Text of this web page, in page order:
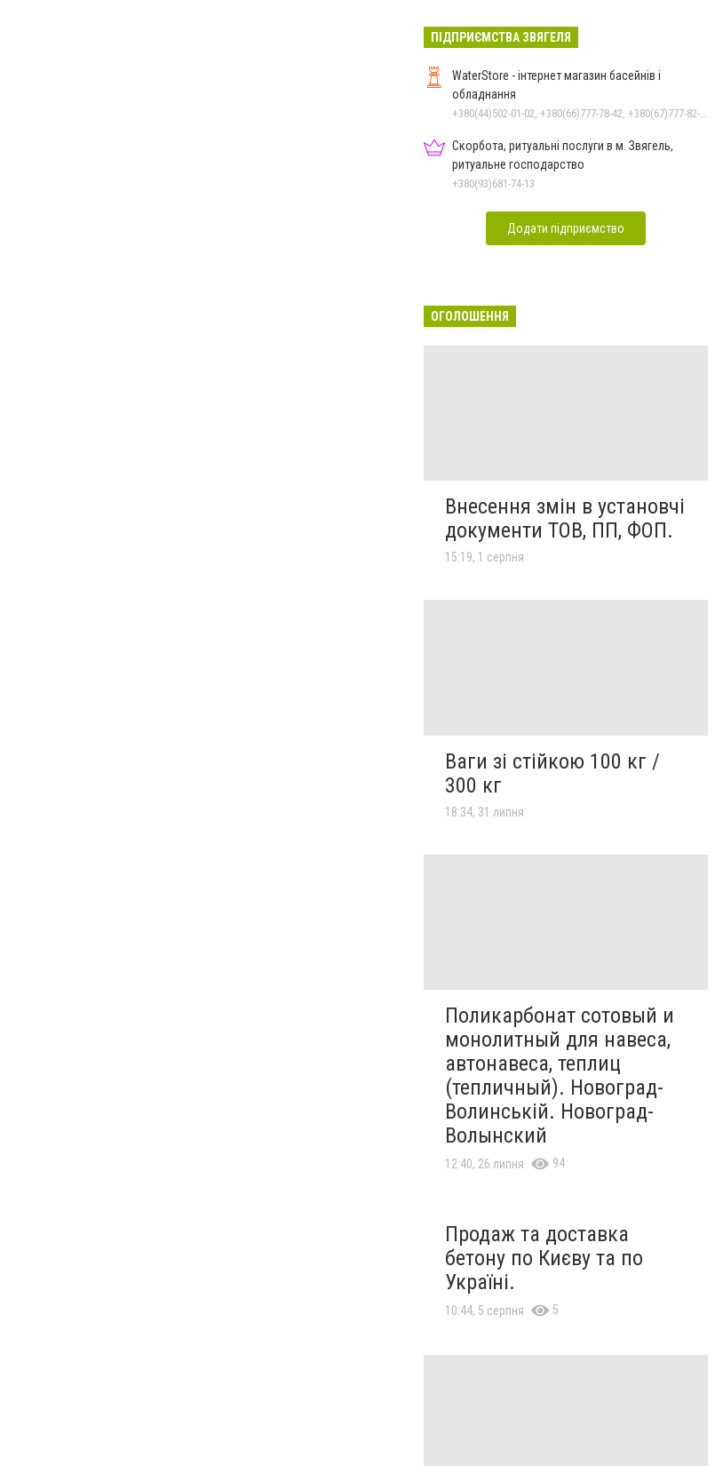
ПІДПРИЄМСТВА ЗВЯГЕЛЯ
WaterStore - інтернет магазин басейнів і
обладнання
+380(44)502-01-02, +380(66)777-78-42, +380(67)777-82-19, +380(67)890-80-80, +380(73)890-80-80, +380(44)502-01-03
Скорбота, ритуальні послуги в м. Звягель,
ритуальне господарство
+380(93)681-74-13
Додати підприємство
ОГОЛОШЕННЯ
Внесення змін в установчі
документи ТОВ, ПП, ФОП.
15:19, 1 серпня
Ваги зі стійкою 100 кг /
300 кг
18:34, 31 липня
Поликарбонат сотовый и
монолитный для навеса,
автонавеса, теплиц
(тепличный). Новоград-
Волинській. Новоград-
Волынский
12:40, 26 липня 94
Продаж та доставка
бетону по Києву та по
Україні.
10:44, 5 серпня 5